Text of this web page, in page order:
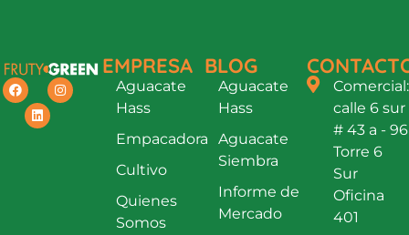
EMPRESA
Aguacate
Hass
Empacadora
Cultivo
Quienes
Somos
BLOG
Aguacate
Hass
Aguacate
Siembra
Informe de
Mercado
Comercial:
calle 6 sur
# 43 a - 96
Torre 6
Sur
Oficina
401